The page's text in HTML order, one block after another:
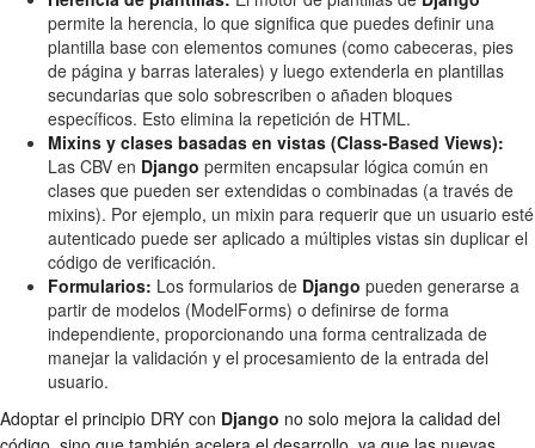
permite la herencia, lo que significa que puedes definir una
plantilla base con elementos comunes (como cabeceras, pies
de página y barras laterales) y luego extenderla en plantillas
secundarias que solo sobrescriben o añaden bloques
específicos. Esto elimina la repetición de HTML.
Mixins y clases basadas en vistas (Class-Based Views):
Las CBV en Django permiten encapsular lógica común en
clases que pueden ser extendidas o combinadas (a través de
mixins). Por ejemplo, un mixin para requerir que un usuario esté
autenticado puede ser aplicado a múltiples vistas sin duplicar el
código de verificación.
Formularios: Los formularios de Django pueden generarse a
partir de modelos (ModelForms) o definirse de forma
independiente, proporcionando una forma centralizada de
manejar la validación y el procesamiento de la entrada del
usuario.
Adoptar el principio DRY con Django no solo mejora la calidad del